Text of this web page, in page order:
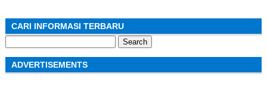
CARI INFORMASI TERBARU
for:
ADVERTISEMENTS